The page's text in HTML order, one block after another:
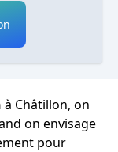
à Châtillon, on
on envisage
pour